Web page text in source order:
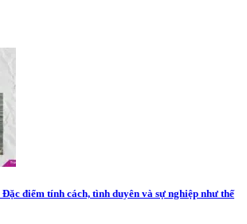
điểm tính cách, tình duyên và sự nghiệp như thế